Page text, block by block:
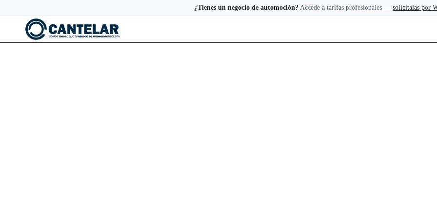
¿Tienes un negocio de automoción? Accede a tarifas profesionales — solícitalas por